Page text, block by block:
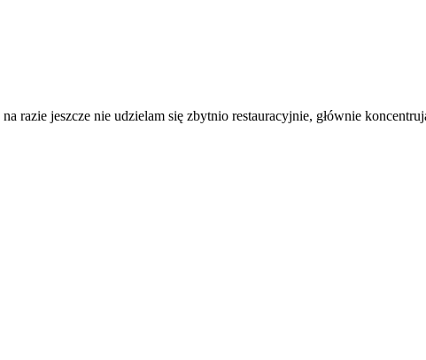
razie jeszcze nie udzielam się zbytnio restauracyjnie, głównie